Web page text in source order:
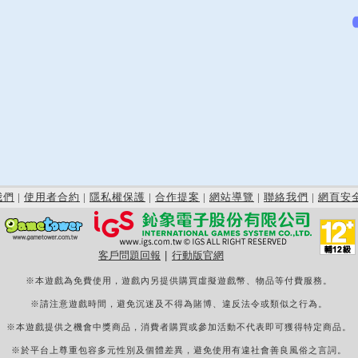
們 | 使用者合約 | 隱私權保護 | 合作提案 | 網站導覽 | 聯絡我們 | 網頁安
客戶問題回報 行動版官網
※本遊戲為免費使用，遊戲內另提供購買虛擬遊戲幣、物品等付費服務。
※請注意遊戲時間，避免沉迷及不得為賭博、違反法令或類似之行為。
※本遊戲提供之機會中獎商品，消費者購買或參加活動不代表即可獲得特定商品。
※於平台上尊重包容多元性別及個體差異，避免使用有違社會善良風俗之言詞。